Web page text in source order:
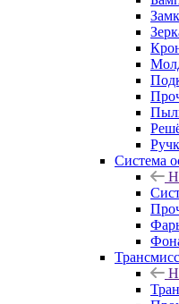
Система